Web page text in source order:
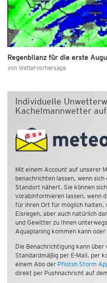
Regenbilanz für die erste
von Wettervorhersage
Individuelle
Kachelmannwetter
Mit einem Account auf unserer
benachrichten lassen, wenn
Standort nähert. Sie können
vorabinformieren lassen, wenn
für ihren Ort für möglich halten,
Eisregen, aber auch natürlich
und Gewitter zu Ihnen
Aquaplaning kommen kann
Die Benachrichtigung kann
Standardmäßig per E-Mail, per
einem Abo der Pflotsh Storm
direkt per Pushnachricht auf